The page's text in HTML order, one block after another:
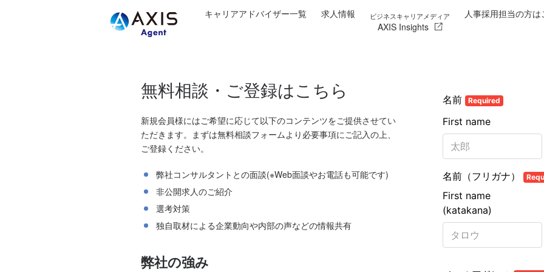
キャリアアドバイザー一覧 求人情報 ビジネスキャリアメディア
AXIS Insights
人事採用担当の方は
無料相談・ご登録はこちら
新規会員様にはご希望に応じて以下のコンテンツをご提供させてい
ただきます。まずは無料相談フォームより必要事項にご記入の上、
ご登録ください。
弊社コンサルタントとの面談(※Web面談やお電話も可能です)
非公開求人のご紹介
選考対策
独自取材による企業動向や内部の声などの情報共有
弊社の強み